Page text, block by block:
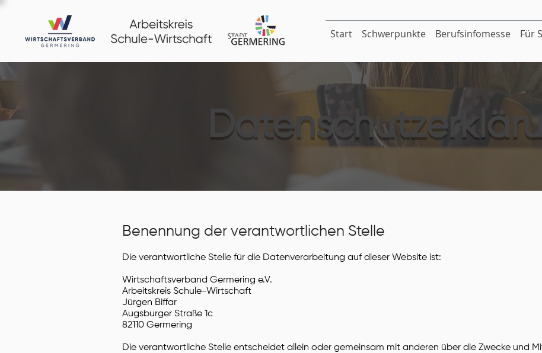
Start Schwerpunkte Berufsinfomesse Für
Benennung der verantwortlichen Stelle
Die verantwortliche Stelle für die Datenverarbeitung auf dieser Website ist:
Wirtschaftsverband Germering e.V.
Arbeitskreis Schule-Wirtschaft
Jürgen Biffar
Augsburger Straße 1c
82110 Germering
Die verantwortliche Stelle entscheidet allein oder gemeinsam mit anderen über die Zwecke und